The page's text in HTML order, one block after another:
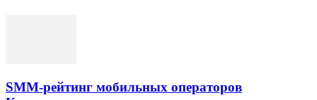
SMM-рейтинг мобильных операторов